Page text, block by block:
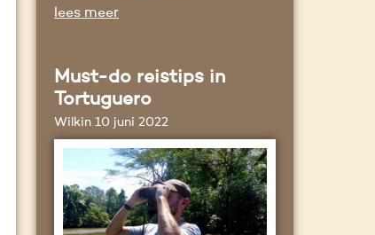
lees meer
Must-do reistips in
Tortuguero
Wilkin 10 juni 2022